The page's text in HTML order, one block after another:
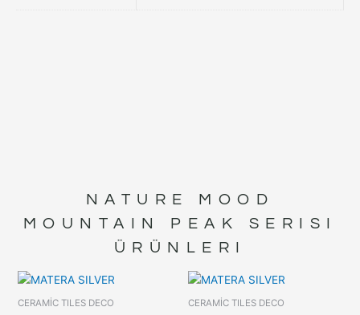
NATURE MOOD
MOUNTAIN PEAK
SERISI
ÜRÜNLERI
CERAMİC TILES DECO CERAMİC TILES DECO